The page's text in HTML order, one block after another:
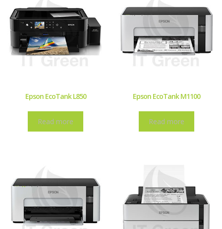
Epson EcoTank L850
Read more
Epson EcoTank M1100
Read more